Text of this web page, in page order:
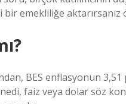
emekliliğe
BES enflasyonun
faiz veya dolar söz